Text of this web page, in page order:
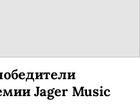
Jager Music